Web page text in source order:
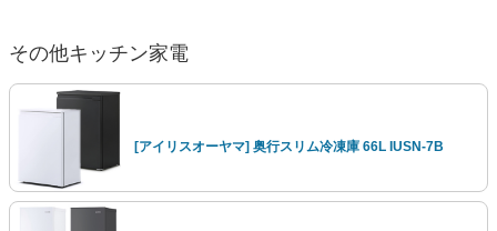
その他キッチン家電
[アイリスオーヤマ] 奥行スリム冷凍庫 66L IUSN-7B